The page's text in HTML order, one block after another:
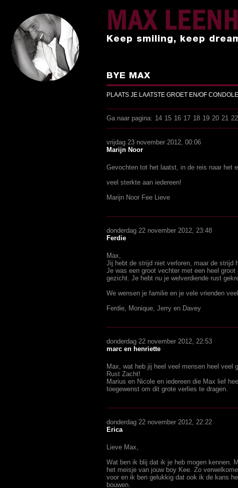
MAX
Keep smiling, keep
BYE MAX
PLAATS JE LAATSTE GROET EN/OF
Ga naar pagina: 14 15 16 17 18 19 20 21 22
vrijdag 23 november 2012, 00:06
Marijn Noor
Gevochten tot het laatst, in de reis naar het
veel sterkte aan iedereen!
Marijn Noor Fee Lieve
donderdag 22 november 2012, 23:48
Ferdie
Max,
Jij hebt de strijd niet verloren, maar de strijd
Je was een groot vechter met een heel
gezicht. Je hebt nu je welverdiende rust
We wensen je familie en je vele vrienden
Ferdie, Monique, Jerry en Davey
donderdag 22 november 2012, 22:53
marc en henriette
Max, wat heb jij heel veel mensen heel veel
Rust Zacht!
Marius en Nicole en iedereen die Max lief
toegewenst om dit grote verlies te dragen.
donderdag 22 november 2012, 22:22
Erica
Lieve Max,
Wat ben ik blij dat ik je heb mogen kennen.
het meisje van jouw boy Kee. Zo
voor en ik ben gelukkig dat ook ik de kans
bouwen.